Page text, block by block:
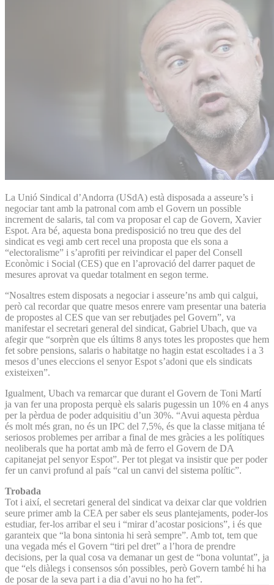
La Unió Sindical d’Andorra (USdA) està disposada a asseure’s i
negociar tant amb la patronal com amb el Govern un possible
increment de salaris, tal com va proposar el cap de Govern, Xavier
Espot. Ara bé, aquesta bona predisposició no treu que des del
sindicat es vegi amb cert recel una proposta que els sona a
“electoralisme” i s’aprofiti per reivindicar el paper del Consell
Econòmic i Social (CES) que en l’aprovació del darrer paquet de
mesures aprovat va quedar totalment en segon terme.
“Nosaltres estem disposats a negociar i asseure’ns amb qui calgui,
però cal recordar que quatre mesos enrere vam presentar una bateria
de propostes al CES que van ser rebutjades pel Govern”, va
manifestar el secretari general del sindicat, Gabriel Ubach, que va
afegir que “sorprèn que els últims 8 anys totes les propostes que hem
fet sobre pensions, salaris o habitatge no hagin estat escoltades i a 3
mesos d’unes eleccions el senyor Espot s’adoni que els sindicats
existeixen”.
Igualment, Ubach va remarcar que durant el Govern de Toni Martí
ja van fer una proposta perquè els salaris pugessin un 10% en 4 anys
per la pèrdua de poder adquisitiu d’un 30%. “Avui aquesta pèrdua
és molt més gran, no és un IPC del 7,5%, és que la classe mitjana té
seriosos problemes per arribar a final de mes gràcies a les polítiques
neoliberals que ha portat amb mà de ferro el Govern de DA
capitanejat pel senyor Espot”. Per tot plegat va insistir que per poder
fer un canvi profund al país “cal un canvi del sistema polític”.
Trobada
Tot i així, el secretari general del sindicat va deixar clar que voldrien
seure primer amb la CEA per saber els seus plantejaments, poder-los
estudiar, fer-los arribar el seu i “mirar d’acostar posicions”, i és que
garanteix que “la bona sintonia hi serà sempre”. Amb tot, tem que
una vegada més el Govern “tiri pel dret” a l’hora de prendre
decisions, per la qual cosa va demanar un gest de “bona voluntat”, ja
que “els diàlegs i consensos són possibles, però Govern també hi ha
de posar de la seva part i a dia d’avui no ho ha fet”.